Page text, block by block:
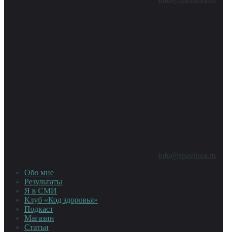
info@epavlova.ru
Обо мне
Результаты
Я в СМИ
Клуб «Код здоровья»
Подкаст
Магазин
Статьи